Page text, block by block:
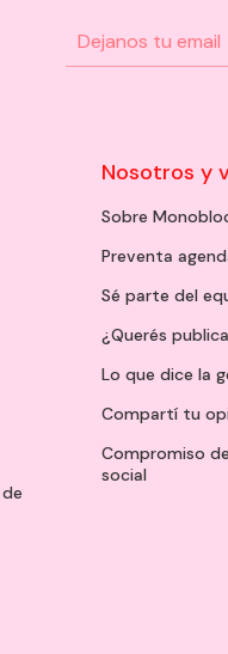
Nosotros y
Sobre
Preventa
Sé parte del
¿Querés
Lo que dice la
Compartí tu
Compromiso
social